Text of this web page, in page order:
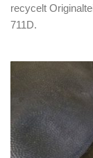
recycelt
711D.